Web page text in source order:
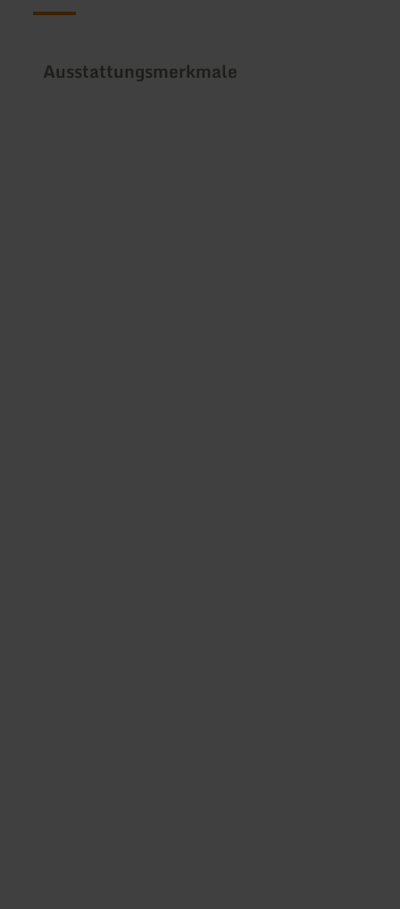
Ausstattungsmerkmale